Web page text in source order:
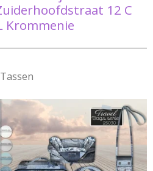
12 C
Krommenie
Tassen